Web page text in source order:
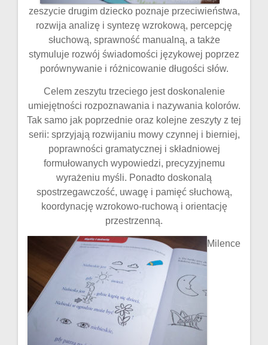
zeszycie drugim dziecko poznaje przeciwieństwa,
rozwija analizę i syntezę wzrokową, percepcję
słuchową, sprawność manualną, a także
stymuluje rozwój świadomości językowej poprzez
porównywanie i różnicowanie długości słów.
Celem zeszytu trzeciego jest doskonalenie
umiejętności rozpoznawania i nazywania kolorów.
Tak samo jak poprzednie oraz kolejne zeszyty z tej
serii: sprzyjają rozwijaniu mowy czynnej i bierniej,
poprawności gramatycznej i składniowej
formułowanych wypowiedzi, precyzyjnemu
wyrażeniu myśli. Ponadto doskonalą
spostrzegawczość, uwagę i pamięć słuchową,
koordynację wzrokowo-ruchową i orientację
przestrzenną.
Milence